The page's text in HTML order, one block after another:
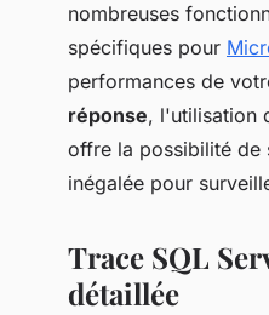
nombreuses
spécifiques pour
performances de
réponse, l'utilisation
offre la possibilité de
inégalée pour
Trace SQL
détaillée